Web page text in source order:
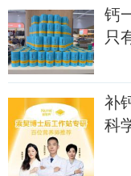
钙
只
补
科